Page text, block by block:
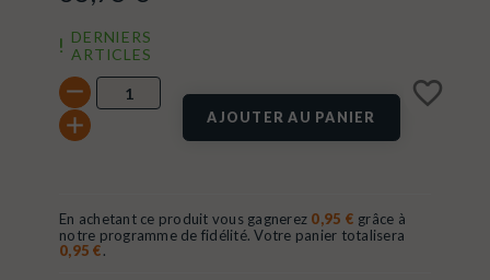
DERNIERS
ARTICLES
AJOUTER AU PANIER
favorite_border
En achetant ce produit vous gagnerez 0,95 € grâce à
notre programme de fidélité. Votre panier totalisera
0,95 €.